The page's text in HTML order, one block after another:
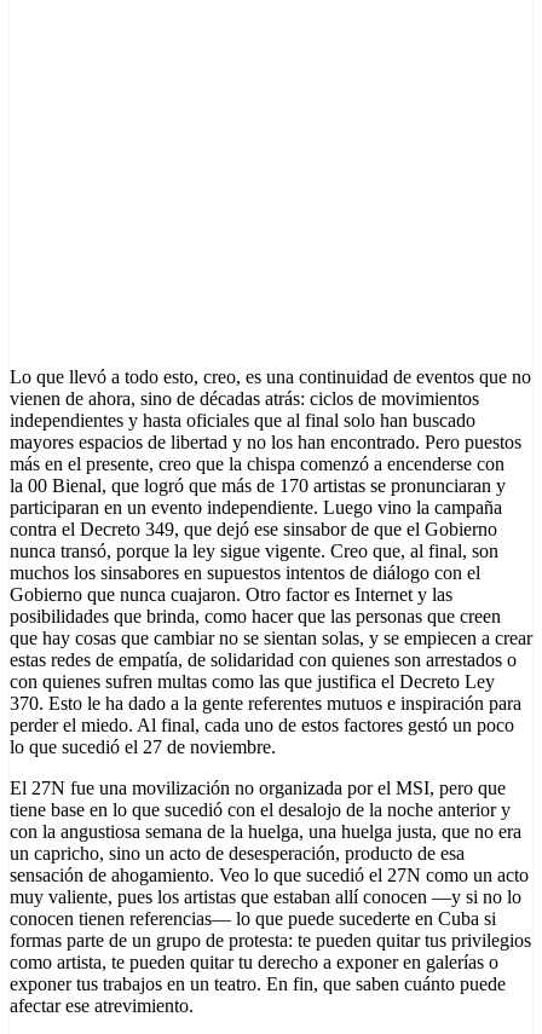
Lo que llevó a todo esto, creo, es una continuidad de eventos que no
vienen de ahora, sino de décadas atrás: ciclos de movimientos
independientes y hasta oficiales que al final solo han buscado
mayores espacios de libertad y no los han encontrado. Pero puestos
más en el presente, creo que la chispa comenzó a encenderse con
la 00 Bienal, que logró que más de 170 artistas se pronunciaran y
participaran en un evento independiente. Luego vino la campaña
contra el Decreto 349, que dejó ese sinsabor de que el Gobierno
nunca transó, porque la ley sigue vigente. Creo que, al final, son
muchos los sinsabores en supuestos intentos de diálogo con el
Gobierno que nunca cuajaron. Otro factor es Internet y las
posibilidades que brinda, como hacer que las personas que creen
que hay cosas que cambiar no se sientan solas, y se empiecen a crear
estas redes de empatía, de solidaridad con quienes son arrestados o
con quienes sufren multas como las que justifica el Decreto Ley
370. Esto le ha dado a la gente referentes mutuos e inspiración para
perder el miedo. Al final, cada uno de estos factores gestó un poco
lo que sucedió el 27 de noviembre.
El 27N fue una movilización no organizada por el MSI, pero que
tiene base en lo que sucedió con el desalojo de la noche anterior y
con la angustiosa semana de la huelga, una huelga justa, que no era
un capricho, sino un acto de desesperación, producto de esa
sensación de ahogamiento. Veo lo que sucedió el 27N como un acto
muy valiente, pues los artistas que estaban allí conocen —y si no lo
conocen tienen referencias— lo que puede sucederte en Cuba si
formas parte de un grupo de protesta: te pueden quitar tus privilegios
como artista, te pueden quitar tu derecho a exponer en galerías o
exponer tus trabajos en un teatro. En fin, que saben cuánto puede
afectar ese atrevimiento.